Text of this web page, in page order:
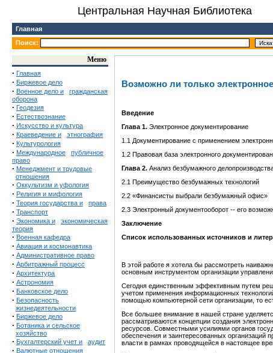
Центральная Научная Библиотека
Главная
Поиск:
Меню
· Главная
· Биржевое дело
· Военное дело и
гражданская
оборона
· Геодезия
· Естествознание
· Искусство и культура
· Краеведение и этнография
· Культурология
· Международное
публичное
право
· Менеджмент и трудовые
отношения
· Оккультизм и уфология
· Религия и мифология
· Теория государства и права
· Транспорт
· Экономика и
экономическая
теория
· Военная кафедра
· Авиация и космонавтика
· Административное право
· Арбитражный процесс
· Архитектура
· Астрономия
· Банковское дело
· Безопасность
жизнедеятельности
· Биржевое дело
· Ботаника и сельское
хозяйство
· Бухгалтерский учет и аудит
· Валютные отношения
Возможно ли только
Введение
Глава 1. Электронное документирование
1.1 Документирование с применением
1.2 Правовая база электронного
Глава 2. Анализ безбумажного
2.1 Преимущество безбумажных технологий
2.2 «Финансисты выбрали безбумажный офис»
2.3 Электронный документооборот -- его
Заключение
Список использованных источников и
В этой работе я хотела бы рассмотреть
основным инструментом организации
Сегодня единственным эффективным путем
учетом применения информационных
помощью компьютерной сети организации, то
Все большее внимание в нашей стране
рассматриваются концепции создания
ресурсов. Совместными усилиями органов
обеспечения и заинтересованных
власти в рамках проводящейся в настоящее